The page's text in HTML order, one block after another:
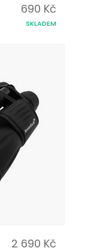
690 Kč
SKLADEM
2 690 Kč